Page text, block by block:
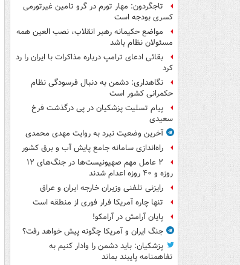
تاجگردون: مهار تورم در گرو تامین غیرتورمی
کسری بودجه است
مواضع حکیمانه رهبر انقلاب، نصب العین همه
مسئولان نظام باشد
بقائی ادعای ترامپ درباره مذاکرات با ایران را رد
کرد
نگاهداری: دشمن به دنبال فرسودگی نظام
حکمرانی کشور است
پیام تسلیت پزشکیان در پی درگذشت فرخ
سعیدی
آخرین وضعیت نبرد به روایت مهدی محمدی
راه‌اندازی سامانه جامع پایش آب و برق کشور
۲ عامل مهم صهیونیست‌ها در جنگ‌های ۱۲
روزه و ۴۰ روزه اعدام شدند
رایزنی تلفنی وزیران خارجه ایران و عراق
تنها چاره آمریکا فرار فوری از منطقه است
پایان آرامش در آرامکو!
جنگ ایران و آمریکا چگونه پیش خواهد رفت؟
پزشکیان: باید دشمن را وادار کنیم به
تفاهم‎نامه پایبند بماند